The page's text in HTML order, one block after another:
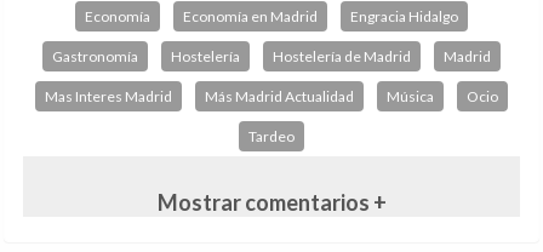
Economía Economía en Madrid Engracia Hidalgo
Gastronomía Hostelería Hostelería de Madrid Madrid
Mas Interes Madrid Más Madrid Actualidad Música Ocio
Tardeo
Mostrar comentarios +